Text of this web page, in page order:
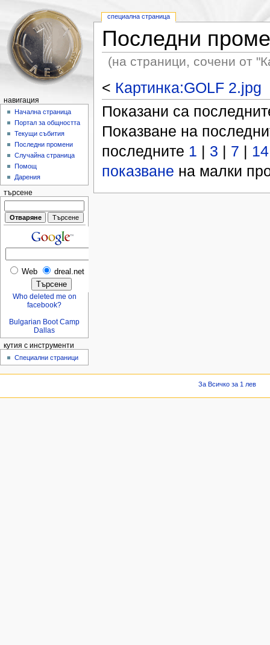
Последни
(на страници, сочени от
< Картинка:GOLF 2.jpg
Показани са
Показване на
последните 1 | 3 | 7 | 14
показване на малки
специална страница
навигация
Начална страница
Портал за общността
Текущи събития
Последни промени
Случайна страница
Помощ
Дарения
търсене
Web dreal.net
Who deleted me on
facebook?
Bulgarian Boot Camp
Dallas
кутия с инструменти
Специални страници
За Всичко за 1 лев